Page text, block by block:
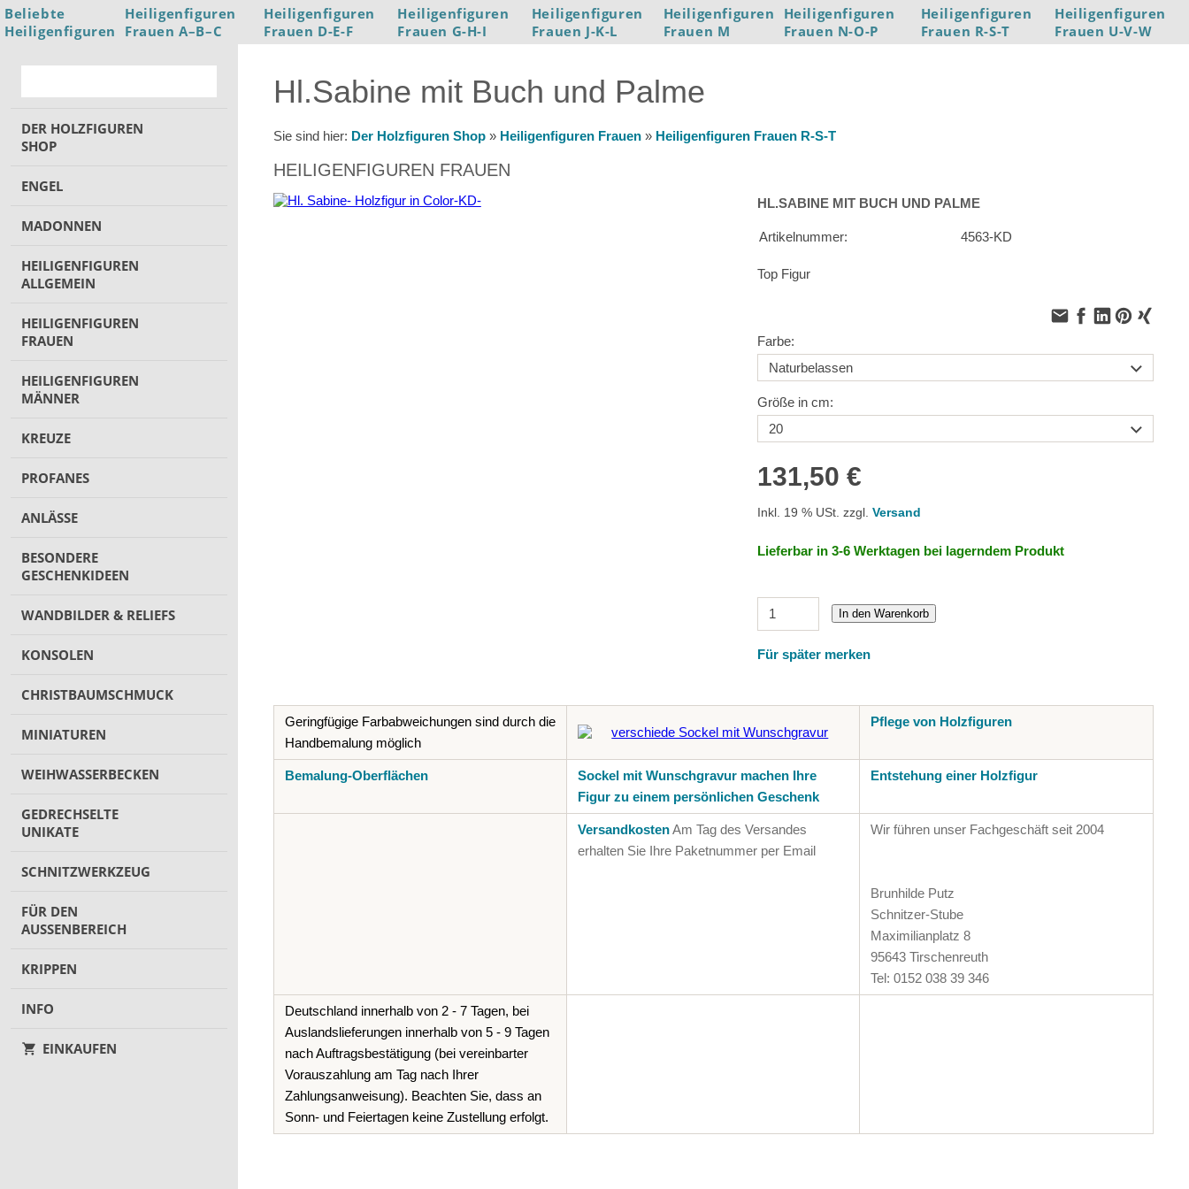
Beliebte
Heiligenfiguren
Heiligenfiguren
Frauen A–B–C
Heiligenfiguren
Frauen D-E-F
Heiligenfiguren
Frauen G-H-I
Heiligenfiguren
Frauen J-K-L
Heiligenfiguren
Frauen M
Heiligenfiguren
Frauen N-O-P
Heiligenfiguren
Frauen R-S-T
Heiligenfiguren
Frauen U-V-W
DER HOLZFIGUREN
SHOP
ENGEL
MADONNEN
HEILIGENFIGUREN
ALLGEMEIN
HEILIGENFIGUREN
FRAUEN
HEILIGENFIGUREN
MÄNNER
KREUZE
PROFANES
ANLÄSSE
BESONDERE
GESCHENKIDEEN
WANDBILDER & RELIEFS
KONSOLEN
CHRISTBAUMSCHMUCK
MINIATUREN
WEIHWASSERBECKEN
GEDRECHSELTE
UNIKATE
SCHNITZWERKZEUG
FÜR DEN
AUSSENBEREICH
KRIPPEN
INFO
EINKAUFEN
Hl.Sabine mit Buch und Palme
Sie sind hier: Der Holzfiguren Shop» Heiligenfiguren Frauen » Heiligenfiguren Frauen R-S-T
HEILIGENFIGUREN FRAUEN
HL.SABINE MIT BUCH UND PALME
Artikelnummer: 4563-KD
Top Figur
Farbe:
Größe in cm:
131,50 €
Inkl. 19 % USt. zzgl.Versand
Lieferbar in 3-6 Werktagen bei lagerndem Produkt
In den Warenkorb
Für später merken
Geringfügige Farbabweichungen sind durch die
Handbemalung möglich
Pflege von Holzfiguren
Bemalung-Oberflächen
Sockel mit Wunschgravur machen Ihre
Figur zu einem persönlichen Geschenk
Entstehung einer Holzfigur
VersandkostenAm Tag des Versandes
erhalten Sie Ihre Paketnummer per Email
Wir führen unser Fachgeschäft seit 2004
Brunhilde Putz
Schnitzer-Stube
Maximilianplatz 8
95643 Tirschenreuth
Tel: 0152 038 39 346
Deutschland innerhalb von 2 - 7 Tagen, bei
Auslandslieferungen innerhalb von 5 - 9 Tagen
nach Auftragsbestätigung (bei vereinbarter
Vorauszahlung am Tag nach Ihrer
Zahlungsanweisung). Beachten Sie, dass an
Sonn- und Feiertagen keine Zustellung erfolgt.